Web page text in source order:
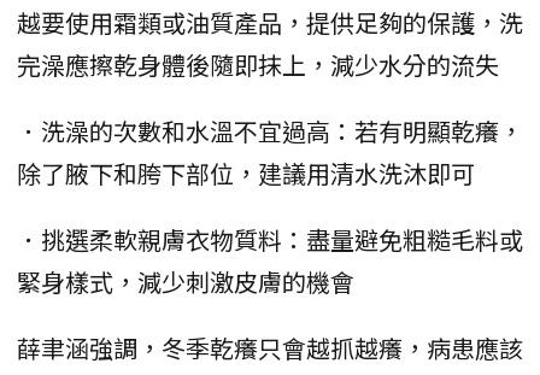
越要使用霜類或油質產品，提供足夠的保護，洗
完澡應擦乾身體後隨即抹上，減少水分的流失
．洗澡的次數和水溫不宜過高：若有明顯乾癢，
除了腋下和胯下部位，建議用清水洗沐即可
．挑選柔軟親膚衣物質料：盡量避免粗糙毛料或
緊身樣式，減少刺激皮膚的機會
薛聿涵強調，冬季乾癢只會越抓越癢，病患應該